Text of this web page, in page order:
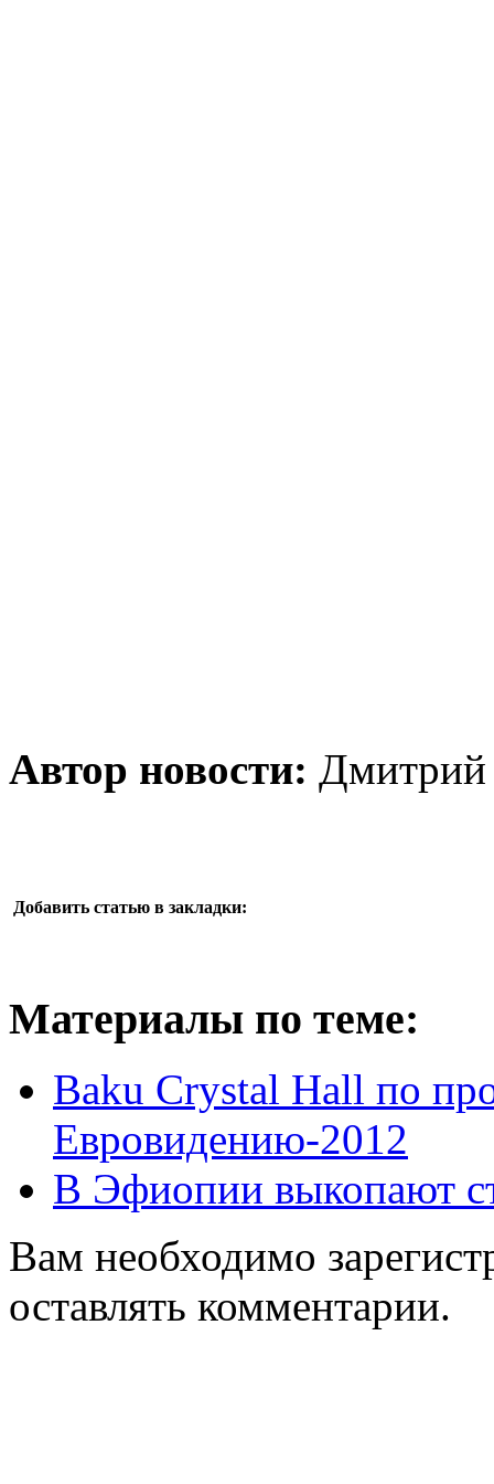
Автор новости: Дмитрий
Добавить статью в закладки:
Материалы по теме:
Baku Crystal Hall по
Евровидению-2012
В Эфиопии выкопают
Вам необходимо
оставлять комментарии.